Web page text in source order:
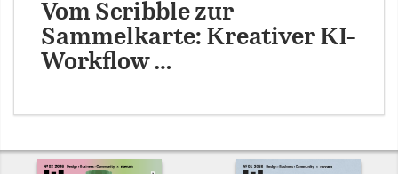
Vom Scribble zur
Sammelkarte: Kreativer KI-
Workflow …